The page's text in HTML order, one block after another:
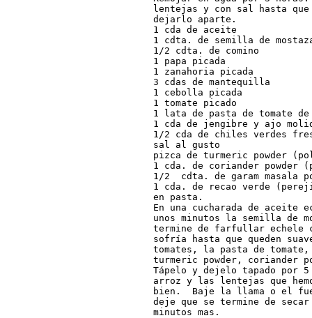
lentejas y con sal hasta
dejarlo aparte.
1 cda de aceite
1 cdta. de semilla de
1/2 cdta. de comino
1 papa picada
1 zanahoria picada
3 cdas de mantequilla
1 cebolla picada
1 tomate picado
1 lata de pasta de tomate de
1 cda de jengibre y ajo
1/2 cda de chiles verdes
sal al gusto
pizca de turmeric powder
1 cda. de coriander powder
1/2  cdta. de garam masala
1 cda. de recao verde
en pasta.
En una cucharada de aceite
unos minutos la semilla de
termine de farfullar echele
sofría hasta que queden
tomates, la pasta de
turmeric powder, coriander
Tápelo y dejelo tapado por
arroz y las lentejas que
bien.  Baje la llama o el
deje que se termine de secar
minutos mas.